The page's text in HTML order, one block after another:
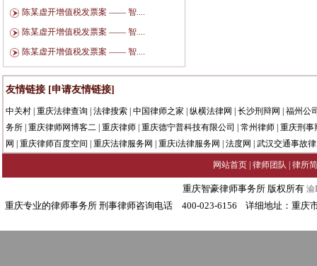
陈某虚开增值税发票案 —— 智....
陈某虚开增值税发票案 —— 智....
陈某虚开增值税发票案 —— 智....
友情链接 [申请友情链接]
中关村 |重庆法律查询 |法律搜索 |中国律师之家 |纵横法律网 |长沙刑辩网 |福州公
务所 |重庆律师网博客二 |重庆律师 |重庆德宁普科技有限公司 |常州律师 |重庆刑事
网
|重庆律师百度空间 |重庆法律服务网 |重庆i法律服务网 |法度网 |武汉交通事故
网站首页 律师团队 律所
重庆智豪律师事务所 版权所有渝
重庆专业的律师事务所 刑事律师咨询电话 400-023-6156 详细地址：重